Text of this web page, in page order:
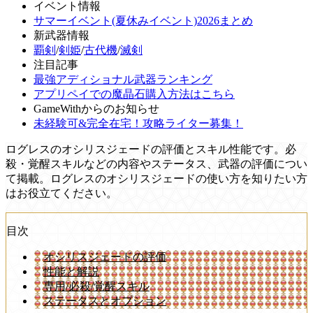
イベント情報
サマーイベント(夏休みイベント)2026まとめ
新武器情報
覇剣 /剣姫/古代機/滅剣
注目記事
最強アディショナル武器ランキング
アプリペイでの魔晶石購入方法はこちら
GameWithからのお知らせ
未経験可&完全在宅！攻略ライター募集！
ログレスのオシリスジェードの評価とスキル性能です。必
殺・覚醒スキルなどの内容やステータス、武器の評価につい
て掲載。ログレスのオシリスジェードの使い方を知りたい方
はお役立てください。
目次
オシリスジェードの評価
性能と解説
専用/必殺/覚醒スキル
ステータスとオプション